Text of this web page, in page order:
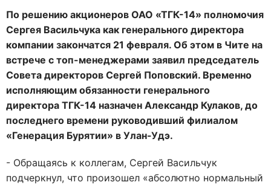
По решению акционеров ОАО «ТГК-14» полномочия
Сергея Васильчука как генерального директора
компании закончатся 21 февраля. Об этом в Чите на
встрече с топ-менеджерами заявил председатель
Совета директоров Сергей Поповский. Временно
исполняющим обязанности генерального
директора ТГК-14 назначен Александр Кулаков, до
последнего времени руководивший филиалом
«Генерация Бурятии» в Улан-Удэ.
- Обращаясь к коллегам, Сергей Васильчук
подчеркнул, что произошел «абсолютно нормальный